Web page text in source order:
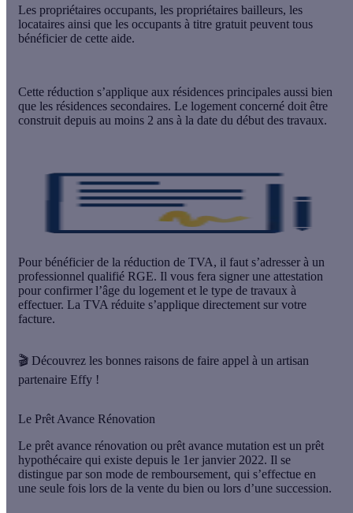
Les propriétaires occupants, les propriétaires bailleurs, les
locataires ainsi que les occupants à titre gratuit peuvent tous
bénéficier de cette aide.
Cette réduction s’applique aux résidences principales aussi bien
que les résidences secondaires. Le logement concerné doit être
construit depuis au moins 2 ans à la date du début des travaux.
Pour bénéficier de la réduction de TVA, il faut s’adresser à un
professionnel qualifié RGE. Il vous fera signer une attestation
pour confirmer l’âge du logement et le type de travaux à
effectuer. La TVA réduite s’applique directement sur votre
facture.
🎬 Découvrez les bonnes raisons de faire appel à un artisan
partenaire Effy !
Le Prêt Avance Rénovation
Le prêt avance rénovation ou prêt avance mutation est un prêt
hypothécaire qui existe depuis le 1er janvier 2022. Il se
distingue par son mode de remboursement, qui s’effectue en
une seule fois lors de la vente du bien ou lors d’une succession.